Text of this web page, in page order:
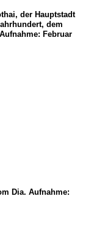
der Hauptstadt
dem
Februar
Dia. Aufnahme: